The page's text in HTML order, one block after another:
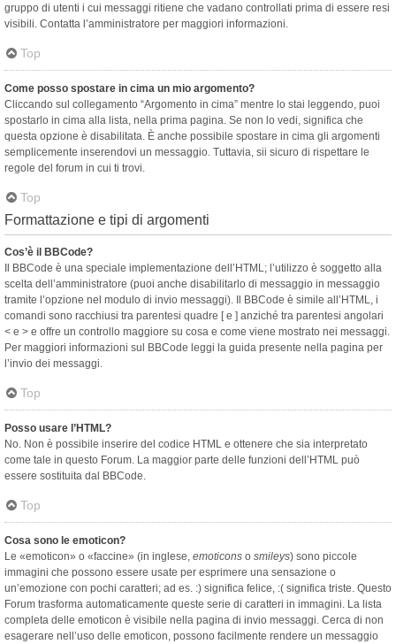
gruppo di utenti i cui messaggi ritiene che vadano controllati prima di essere resi
visibili. Contatta l’amministratore per maggiori informazioni.
Top
Come posso spostare in cima un mio argomento?
Cliccando sul collegamento “Argomento in cima” mentre lo stai leggendo, puoi
spostarlo in cima alla lista, nella prima pagina. Se non lo vedi, significa che
questa opzione è disabilitata. È anche possibile spostare in cima gli argomenti
semplicemente inserendovi un messaggio. Tuttavia, sii sicuro di rispettare le
regole del forum in cui ti trovi.
Top
Formattazione e tipi di argomenti
Cos’è il BBCode?
Il BBCode è una speciale implementazione dell’HTML; l’utilizzo è soggetto alla
scelta dell’amministratore (puoi anche disabilitarlo di messaggio in messaggio
tramite l’opzione nel modulo di invio messaggi). Il BBCode è simile all’HTML, i
comandi sono racchiusi tra parentesi quadre [ e ] anziché tra parentesi angolari
< e > e offre un controllo maggiore su cosa e come viene mostrato nei messaggi.
Per maggiori informazioni sul BBCode leggi la guida presente nella pagina per
l’invio dei messaggi.
Top
Posso usare l’HTML?
No. Non è possibile inserire del codice HTML e ottenere che sia interpretato
come tale in questo Forum. La maggior parte delle funzioni dell’HTML può
essere sostituita dal BBCode.
Top
Cosa sono le emoticon?
Le «emoticon» o «faccine» (in inglese, emoticons o smileys) sono piccole
immagini che possono essere usate per esprimere una sensazione o
un’emozione con pochi caratteri; ad es. :) significa felice, :( significa triste. Questo
Forum trasforma automaticamente queste serie di caratteri in immagini. La lista
completa delle emoticon è visibile nella pagina di invio messaggi. Cerca di non
esagerare nell’uso delle emoticon, possono facilmente rendere un messaggio